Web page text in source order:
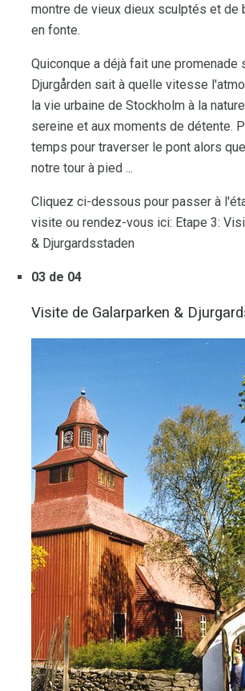
montre de vieux dieux sculptés et de
en fonte.
Quiconque a déjà fait une promenade
Djurgården sait à quelle vitesse
la vie urbaine de Stockholm à la
sereine et aux moments de détente.
temps pour traverser le pont alors
notre tour à pied ...
Cliquez ci-dessous pour passer à
visite ou rendez-vous ici: Etape 3:
& Djurgardsstaden
03 de 04
Visite de Galarparken &